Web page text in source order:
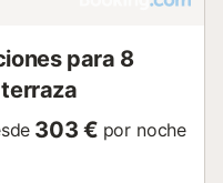
para 8
303 € por noche